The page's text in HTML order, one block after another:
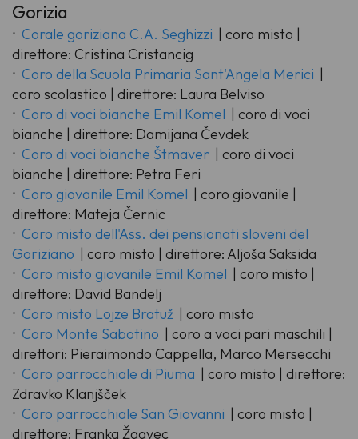
Gorizia
Corale goriziana C.A. Seghizzi | coro misto |
direttore: Cristina Cristancig
Coro della Scuola Primaria Sant'Angela Merici |
coro scolastico | direttore: Laura Belviso
Coro di voci bianche Emil Komel | coro di voci
bianche | direttore: Damijana Čevdek
Coro di voci bianche Štmaver | coro di voci
bianche | direttore: Petra Feri
Coro giovanile Emil Komel | coro giovanile |
direttore: Mateja Černic
Coro misto dell'Ass. dei pensionati sloveni del
Goriziano | coro misto | direttore: Aljoša Saksida
Coro misto giovanile Emil Komel | coro misto |
direttore: David Bandelj
Coro misto Lojze Bratuž | coro misto
Coro Monte Sabotino | coro a voci pari maschili |
direttori: Pieraimondo Cappella, Marco Mersecchi
Coro parrocchiale di Piuma | coro misto | direttore:
Zdravko Klanjšček
Coro parrocchiale San Giovanni | coro misto |
direttore: Franka Žgavec